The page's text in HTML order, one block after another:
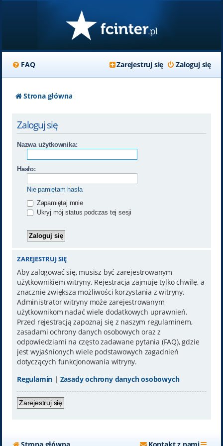
FAQ Zaloguj się
Zarejestruj się
Strona główna
Zaloguj się
Nazwa użytkownika:
Hasło:
Nie pamiętam hasła
Zapamiętaj mnie
Ukryj mój status podczas tej sesji
ZAREJESTRUJ SIĘ
Aby zalogować się, musisz być zarejestrowanym
użytkownikiem witryny. Rejestracja zajmuje tylko chwilę, a
znacznie zwiększa możliwości korzystania z witryny.
Administrator witryny może zarejestrowanym
użytkownikom nadać wiele dodatkowych uprawnień.
Przed rejestracją zapoznaj się z naszym regulaminem,
zasadami ochrony danych osobowych oraz z
odpowiedziami na często zadawane pytania (FAQ), gdzie
jest wyjaśnionych wiele podstawowych zagadnień
dotyczących funkcjonowania witryny.
Regulamin | Zasady ochrony danych osobowych
Zarejestruj się
Strona główna Kontakt z nami